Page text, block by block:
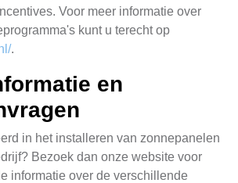
Voor meer informatie over
kunt u terecht op
.
en
in het installeren van zonnepanelen
Bezoek dan onze website voor
informatie over de verschillende